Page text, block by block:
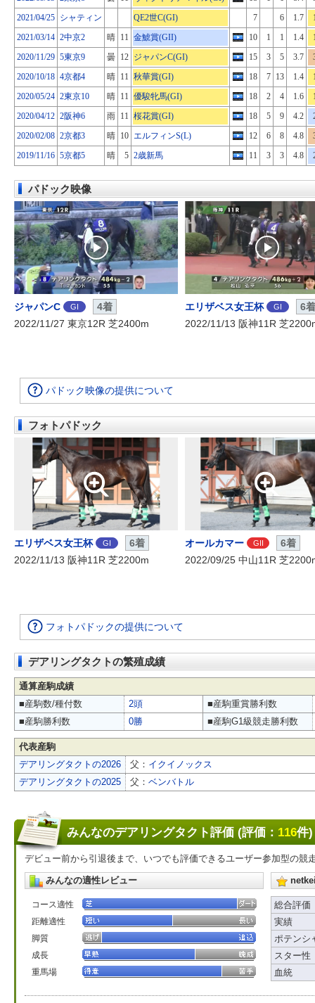
2021/04/25 シャティン QE2世C(GI) 7 6 1.7
2021/03/14 2中京2 晴 11 金鯱賞(GII) 10 1 1 1.4
2020/11/29 5東京9 曇 12 ジャパンC(GI) 15 3 5 3.7
2020/10/18 4京都4 晴 11 秋華賞(GI) 18 7 13 1.4
2020/05/24 2東京10 晴 11 優駿牝馬(GI) 18 2 4 1.6
2020/04/12 2阪神6 雨 11 桜花賞(GI) 18 5 9 4.2
2020/02/08 2京都3 晴 10 エルフィンS(L) 12 6 8 4.8
2019/11/16 5京都5 晴 5 2歳新馬 11 3 3 4.8
パドック映像
ジャパンC GI
4着
2022/11/27 東京12R 芝2400m
エリザベス女王杯 GI
6
2022/11/13 阪神11R 芝
パドック映像の提供について
フォトパドック
エリザベス女王杯 GI
6着
2022/11/13 阪神11R 芝2200m
オールカマー GII
6着
2022/09/25 中山11R 芝
フォトパドックの提供について
デアリングタクトの繁殖成績
通算産駒成績
■産駒数/種付数
2頭
■産駒重賞勝利数
■産駒勝利数
0勝 ■産駒G1級競走勝利数
代表産駒
デアリングタクトの2026
父： イクイノックス
デアリングタクトの2025
父： ベンバトル
みんなのデアリングタクト評価 (評価： 116件)
デビュー前から引退後まで、いつでも評価できるユーザー参加型の競
みんなの適性レビュー
コース適性
距離適性
脚質
成長
重馬場
総合評価
実績
ポテンシ
スター性
血統